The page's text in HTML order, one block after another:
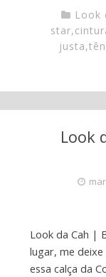
Look
star,
justa,
Look
Look da Cah |
lugar, me
essa calça da